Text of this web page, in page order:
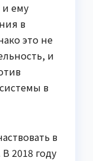
и ему
в
это не
и
в
в
2018 году